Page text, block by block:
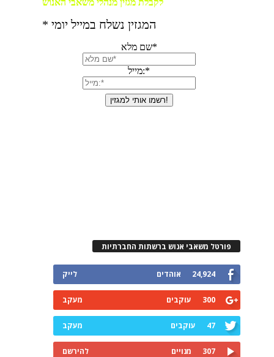
פורטל משאבי אנוש ברשתות החברתיות
24,924 אוהדים לייק
300 עוקבים מעקב
47 עוקבים מעקב
307 מנויים להירשם